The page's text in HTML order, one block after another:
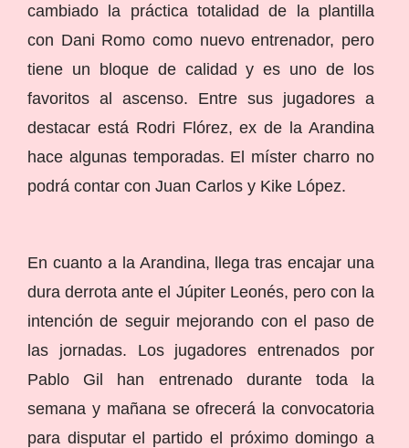
cambiado la práctica totalidad de la plantilla
con Dani Romo como nuevo entrenador, pero
tiene un bloque de calidad y es uno de los
favoritos al ascenso. Entre sus jugadores a
destacar está Rodri Flórez, ex de la Arandina
hace algunas temporadas. El míster charro no
podrá contar con Juan Carlos y Kike López.
En cuanto a la Arandina, llega tras encajar una
dura derrota ante el Júpiter Leonés, pero con la
intención de seguir mejorando con el paso de
las jornadas. Los jugadores entrenados por
Pablo Gil han entrenado durante toda la
semana y mañana se ofrecerá la convocatoria
para disputar el partido el próximo domingo a